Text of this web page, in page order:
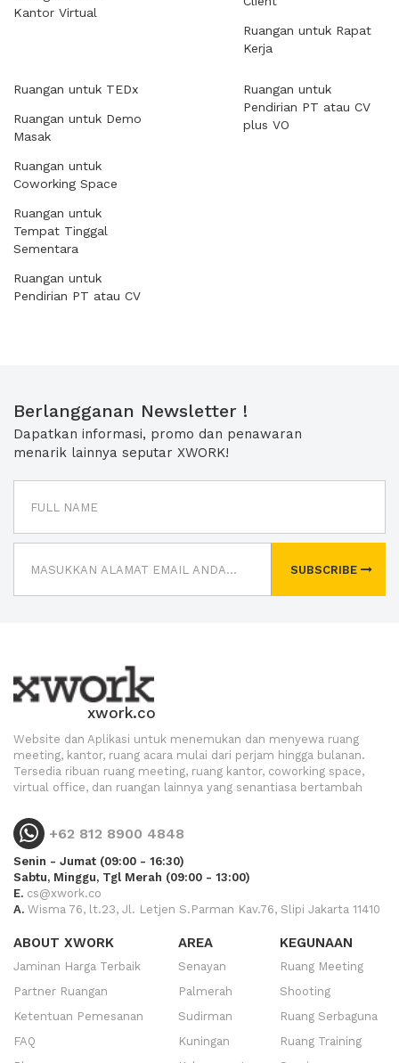
Kantor Virtual
Ruangan untuk Rapat
Kerja
Ruangan untuk TEDx
Ruangan untuk Demo
Masak
Ruangan untuk
Coworking Space
Ruangan untuk
Tempat Tinggal
Sementara
Ruangan untuk
Pendirian PT atau CV
Ruangan untuk
Pendirian PT atau CV
plus VO
Berlangganan Newsletter !
Dapatkan informasi, promo dan penawaran
menarik lainnya seputar XWORK!
SUBSCRIBE
xwork.co
Website dan Aplikasi untuk menemukan dan menyewa ruang
meeting, kantor, ruang acara mulai dari perjam hingga bulanan.
Tersedia ribuan ruang meeting, ruang kantor, coworking space,
virtual office, dan ruangan lainnya yang senantiasa bertambah
+62 812 8900 4848
Senin - Jumat (09:00 - 16:30)
Sabtu, Minggu, Tgl Merah (09:00 - 13:00)
E. cs@xwork.co
A. Wisma 76, lt.23, Jl. Letjen S.Parman Kav.76, Slipi Jakarta 11410
ABOUT XWORK
Jaminan Harga Terbaik
Partner Ruangan
Ketentuan Pemesanan
FAQ
AREA
Senayan
Palmerah
Sudirman
Kuningan
KEGUNAAN
Ruang Meeting
Shooting
Ruang Serbaguna
Ruang Training